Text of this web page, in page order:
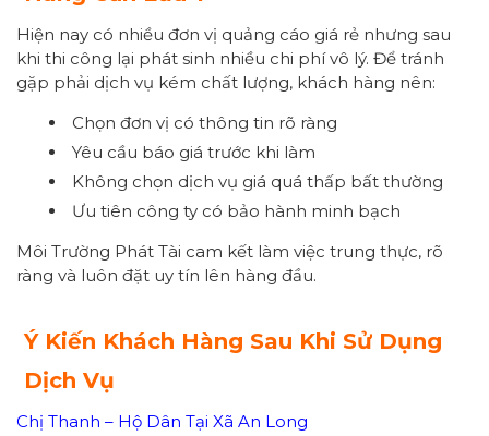
Hiện nay có nhiều đơn vị quảng cáo giá rẻ nhưng sau
khi thi công lại phát sinh nhiều chi phí vô lý. Để tránh
gặp phải dịch vụ kém chất lượng, khách hàng nên:
Chọn đơn vị có thông tin rõ ràng
Yêu cầu báo giá trước khi làm
Không chọn dịch vụ giá quá thấp bất thường
Ưu tiên công ty có bảo hành minh bạch
Môi Trường Phát Tài cam kết làm việc trung thực, rõ
ràng và luôn đặt uy tín lên hàng đầu.
Ý Kiến Khách Hàng Sau Khi Sử Dụng
Dịch Vụ
Chị Thanh – Hộ Dân Tại Xã An Long